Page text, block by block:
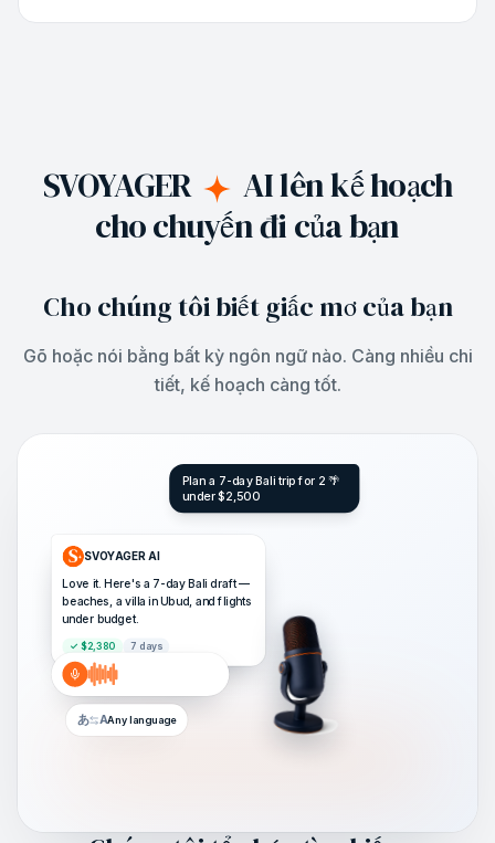
SVOYAGER
AI lên kế hoạch
cho chuyến đi của bạn
Cho chúng tôi biết giấc mơ của bạn
Gõ hoặc nói bằng bất kỳ ngôn ngữ nào. Càng nhiều chi
tiết, kế hoạch càng tốt.
Plan a 7-day Bali trip for 2 🌴
under $2,500
SVOYAGER AI
Love it. Here's a 7-day Bali draft —
beaches, a villa in Ubud, and flights
under budget.
✓ $2,380 7 days
あ AAny language